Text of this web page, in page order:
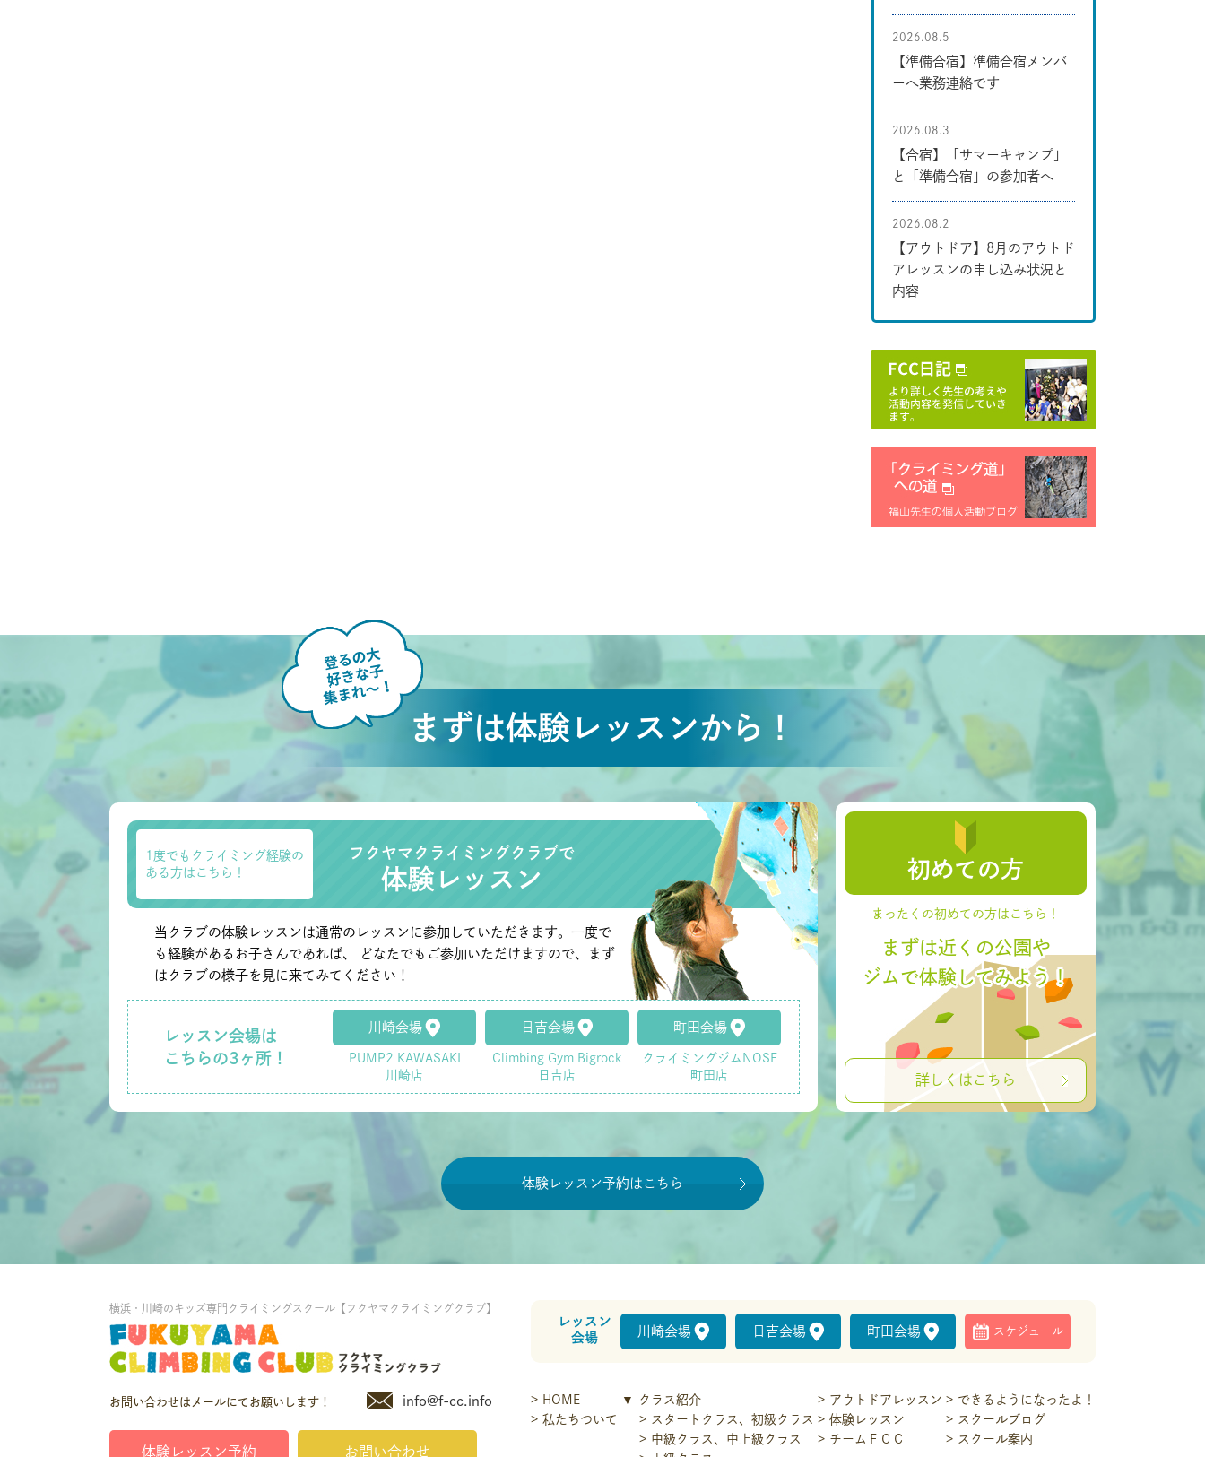
【準備合宿】準備合宿メンバ
ーへ業務連絡です
2026.08.5
【合宿】「サマーキャンプ」
と「準備合宿」の参加者へ
2026.08.3
【アウトドア】8月のアウトド
アレッスンの申し込み状況と
内容
2026.08.2
まずは体験レッスンから！
1度でもクライミング経験の
ある方はこちら！
フクヤマクライミングクラブで
体験レッスン
当クラブの体験レッスンは通常のレッスンに参加していただきます。一度で
も経験があるお子さんであれば、 どなたでもご参加いただけますので、まず
はクラブの様子を見に来てみてください！
レッスン会場は
こちらの3ヶ所！
川崎会場
PUMP2 KAWASAKI
川崎店
日吉会場
Climbing Gym Bigrock
日吉店
町田会場
クライミングジムNOSE
町田店
初めての方
まったくの初めての方はこちら！
まずは近くの公園や
ジムで体験してみよう！
詳しくはこちら
体験レッスン予約はこちら
横浜・川崎のキッズ専門クライミングスクール【フクヤマクライミングクラブ】
お問い合わせはメールにてお願いします！ info@f-cc.info
体験レッスン予約 お問い合わせ
レッスン
会場
川崎会場 日吉会場 町田会場 スケジュール
HOME
私たちついて
クラス紹介
スタートクラス、初級クラス
中級クラス、中上級クラス
アウトドアレッスン
体験レッスン
チームＦＣＣ
できるようになったよ！
スクールブログ
スクール案内